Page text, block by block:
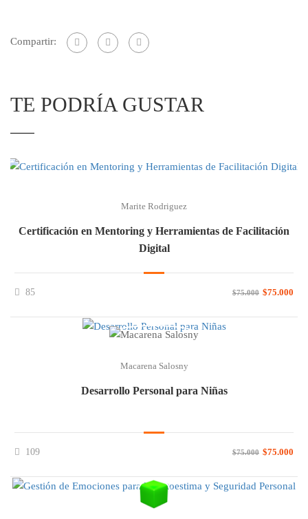
Compartir:
TE PODRÍA GUSTAR
Marite Rodriguez
Certificación en Mentoring y Herramientas de Facilitación
Digital
85 $75.000 $75.000
Macarena Salosny
Desarrollo Personal para Niñas
109 $75.000 $75.000